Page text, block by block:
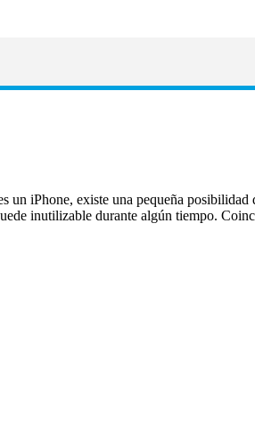
iPhone, existe una pequeña posibilidad
inutilizable durante algún tiempo.